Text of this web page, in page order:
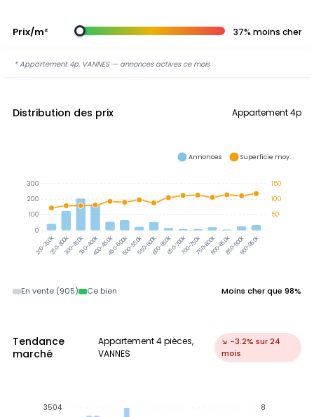
Prix/m² 37% moins cher
* Appartement 4p, VANNES — annonces actives ce mois
Distribution des prix Appartement 4p
200-250k250-300k300-350k350-400k400-450k450-500k500-550k550-600k600-650k650-700k700-750k750-800k800-850k850-900k900-950k
150
100
50
300
200
100
0
Annonces Superficie moy.
En vente (905) Ce bien Moins cher que 98%
Tendance
marché
Appartement 4 pièces,
VANNES
↘ -3.2% sur 24
mois
8
3504